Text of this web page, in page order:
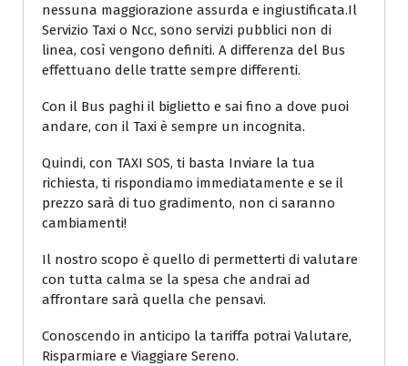
nessuna maggiorazione assurda e ingiustificata.Il
Servizio Taxi o Ncc, sono servizi pubblici non di
linea, così vengono definiti. A differenza del Bus
effettuano delle tratte sempre differenti.
Con il Bus paghi il biglietto e sai fino a dove puoi
andare, con il Taxi è sempre un incognita.
Quindi, con TAXI SOS, ti basta Inviare la tua
richiesta, ti rispondiamo immediatamente e se il
prezzo sarà di tuo gradimento, non ci saranno
cambiamenti!
Il nostro scopo è quello di permetterti di valutare
con tutta calma se la spesa che andrai ad
affrontare sarà quella che pensavi.
Conoscendo in anticipo la tariffa potrai Valutare,
Risparmiare e Viaggiare Sereno.